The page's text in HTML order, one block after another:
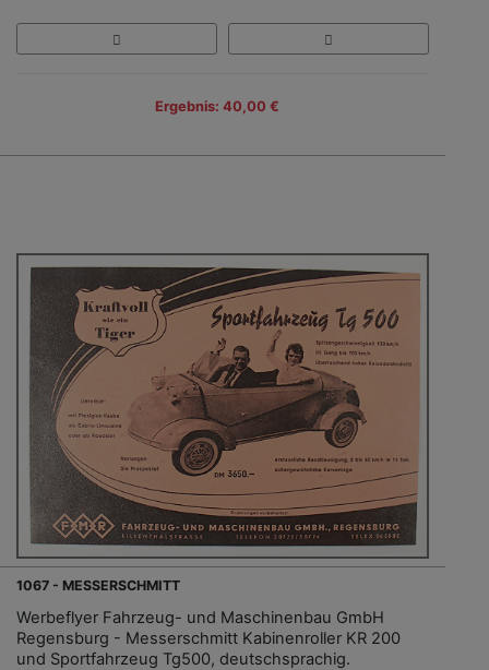
Ergebnis: 40,00 €
1067 - MESSERSCHMITT
Werbeflyer Fahrzeug- und Maschinenbau GmbH
Regensburg - Messerschmitt Kabinenroller KR 200
und Sportfahrzeug Tg500, deutschsprachig.